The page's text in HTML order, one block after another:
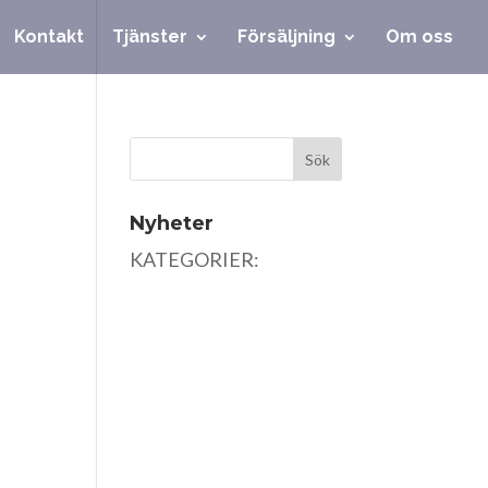
Kontakt Tjänster Försäljning Om oss
Nyheter
KATEGORIER: